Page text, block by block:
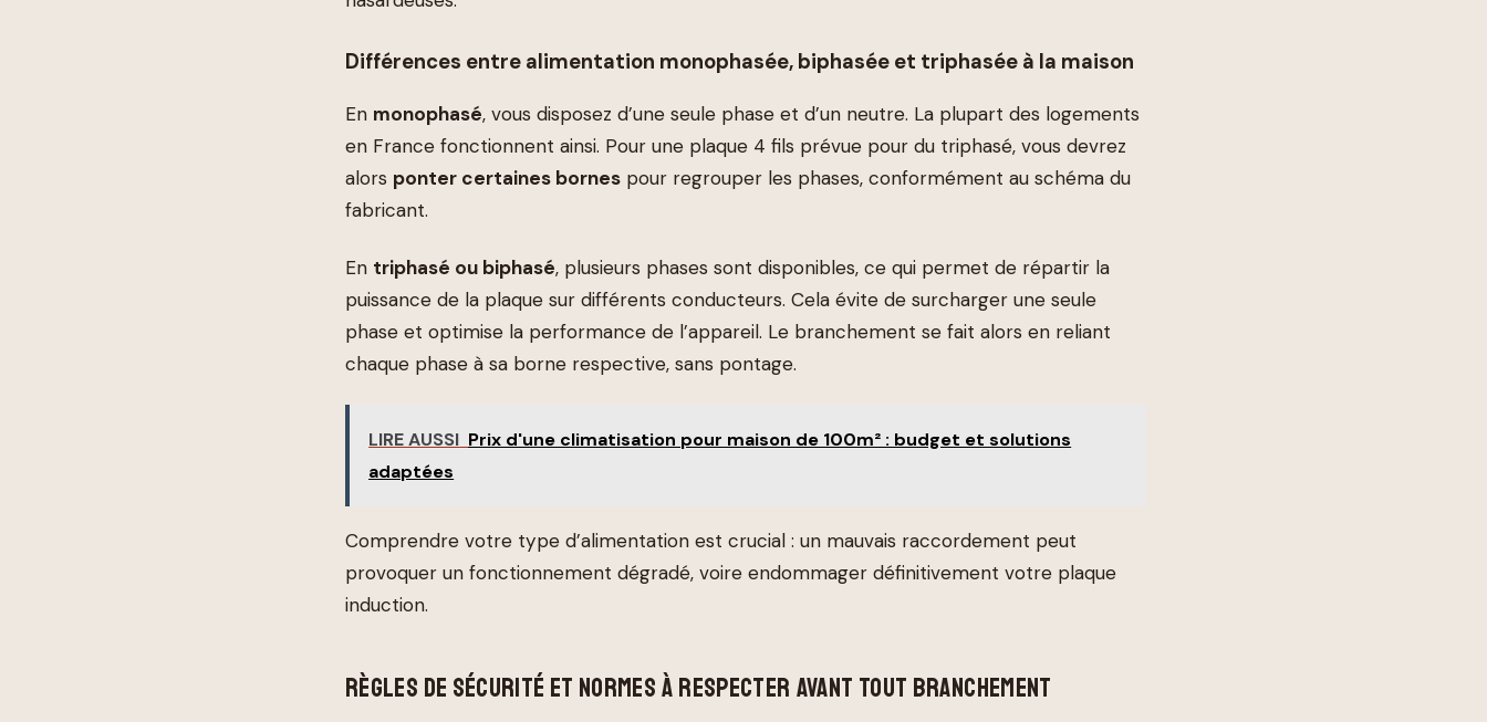
Différences entre alimentation monophasée, biphasée et triphasée à la maison
En monophasé, vous disposez d’une seule phase et d’un neutre. La plupart des logements
en France fonctionnent ainsi. Pour une plaque 4 fils prévue pour du triphasé, vous devrez
alors ponter certaines bornes pour regrouper les phases, conformément au schéma du
fabricant.
En triphasé ou biphasé, plusieurs phases sont disponibles, ce qui permet de répartir la
puissance de la plaque sur différents conducteurs. Cela évite de surcharger une seule
phase et optimise la performance de l’appareil. Le branchement se fait alors en reliant
chaque phase à sa borne respective, sans pontage.
LIRE AUSSI Prix d'une climatisation pour maison de 100m² : budget et solutions
adaptées
Comprendre votre type d’alimentation est crucial : un mauvais raccordement peut
provoquer un fonctionnement dégradé, voire endommager définitivement votre plaque
induction.
RÈGLES DE SÉCURITÉ ET NORMES À RESPECTER AVANT TOUT BRANCHEMENT